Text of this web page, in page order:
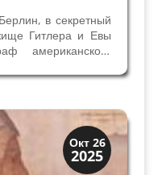
в секретный
Гитлера и Евы
американского
сломанная
Окт 26
2025